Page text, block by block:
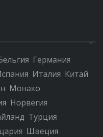
Германия
Италия Китай
Монако
Норвегия
Турция
Швеция